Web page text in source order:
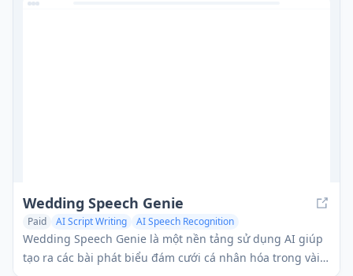
tạo sinh.
Wedding Speech Genie
Paid AI Script Writing
AI Speech Recognition
AI Voice Assistants
Wedding Speech Genie là một nền tảng sử dụng AI giúp
tạo ra các bài phát biểu đám cưới cá nhân hóa trong vài